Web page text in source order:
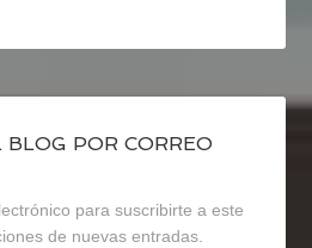
BLOG POR CORREO
para suscribirte a este
de nuevas entradas.